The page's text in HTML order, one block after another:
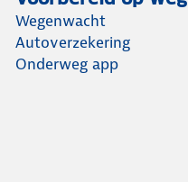
Wegenwacht
Autoverzekering
Onderweg app